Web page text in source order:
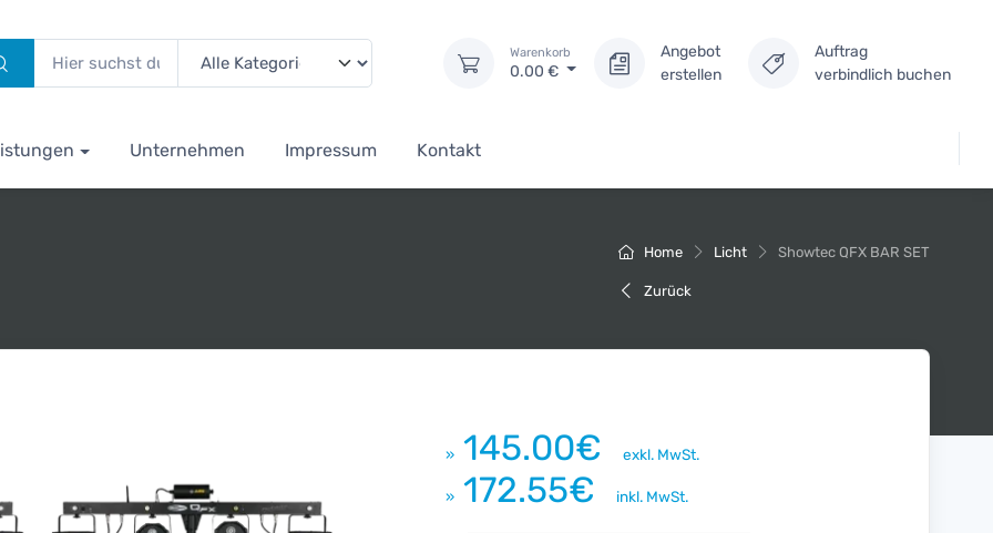
Warenkorb
0.00 €
Angebot
erstellen
Auftrag
verbindlich buchen
Unternehmen Impressum Kontakt
Home Licht Showtec QFX BAR SET
Zurück
» 145.00€ exkl. MwSt.
» 172.55€ inkl. MwSt.